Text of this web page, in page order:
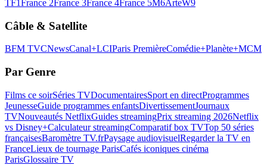
TF1 France 2 France 3France 4France 5M6ArteW9
Câble & Satellite
BFM TVCNewsCanal+LCIParis PremièreComédie+Planète+MCM
Par Genre
Films ce soirSéries TVDocumentairesSport en directProgrammes
JeunesseGuide programmes enfantsDivertissementJournaux
TVNouveautés NetflixGuides streamingPrix streaming 2026Netflix
vs Disney+Calculateur streamingComparatif box TVTop 50 séries
françaisesBaromètre TV.frPaysage audiovisuelRegarder la TV en
FranceLieux de tournage ParisCafés iconiques cinéma
ParisGlossaire TV